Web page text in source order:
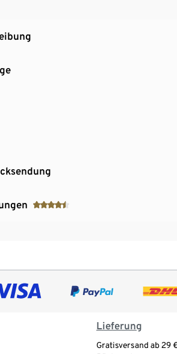
Lieferung
Gratisversand ab 29